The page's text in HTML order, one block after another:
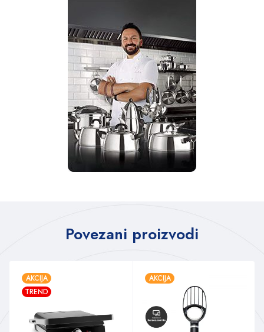
Povezani proizvodi
AKCIJA
TREND
AKCIJA